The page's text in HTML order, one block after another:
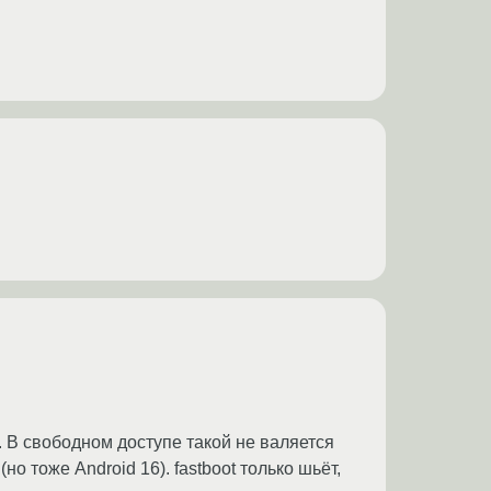
свободном доступе такой не валяется
тоже Android 16). fastboot только шьёт,